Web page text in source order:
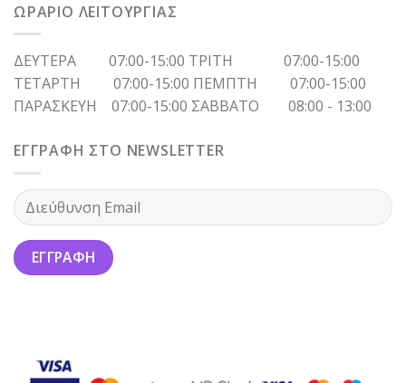
ΩΡΑΡΙΟ ΛΕΙΤΟΥΡΓΙΑΣ
ΔΕΥΤΕΡΑ 07:00-15:00 ΤΡΙΤΗ 07:00-15:00
ΤΕΤΑΡΤΗ 07:00-15:00 ΠΕΜΠΤΗ 07:00-15:00
ΠΑΡΑΣΚΕΥΗ 07:00-15:00 ΣΑΒΒΑΤΟ 08:00 - 13:00
ΕΓΓΡΑΦΗ ΣΤΟ NEWSLETTER